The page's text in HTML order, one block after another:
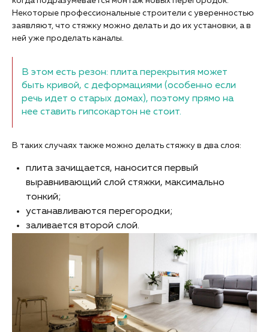
Некоторые профессиональные строители с уверенностью
заявляют, что стяжку можно делать и до их установки, а в
ней уже проделать каналы.
В этом есть резон: плита перекрытия может
быть кривой, с деформациями (особенно если
речь идет о старых домах), поэтому прямо на
нее ставить гипсокартон не стоит.
В таких случаях также можно делать стяжку в два слоя:
плита зачищается, наносится первый
выравнивающий слой стяжки, максимально
тонкий;
устанавливаются перегородки;
заливается второй слой.